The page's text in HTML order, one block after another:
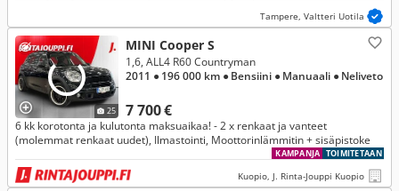
Tampere, Valtteri Uotila
25
MINI Cooper S
7 700 €
1,6, ALL4 R60 Countryman
2011 ● 196 000 km ● Bensiini ● Manuaali ● Neliveto
6 kk korotonta ja kulutonta maksuaikaa! - 2 x renkaat ja vanteet
(molemmat renkaat uudet), Ilmastointi, Moottorinlämmitin + sisäpistoke
TOIMITETAAN
KAMPANJA
Kuopio, J. Rinta-Jouppi Kuopio